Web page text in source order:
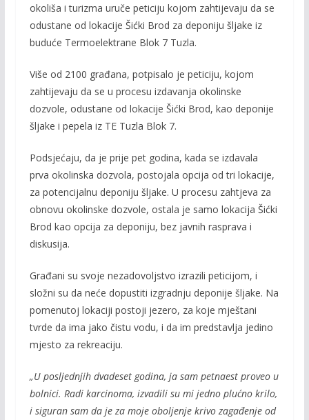
okoliša i turizma uruče peticiju kojom zahtijevaju da se
odustane od lokacije Šićki Brod za deponiju šljake iz
buduće Termoelektrane Blok 7 Tuzla.
Više od 2100 građana, potpisalo je peticiju, kojom
zahtijevaju da se u procesu izdavanja okolinske
dozvole, odustane od lokacije Šićki Brod, kao deponije
šljake i pepela iz TE Tuzla Blok 7.
Podsjećaju, da je prije pet godina, kada se izdavala
prva okolinska dozvola, postojala opcija od tri lokacije,
za potencijalnu deponiju šljake. U procesu zahtjeva za
obnovu okolinske dozvole, ostala je samo lokacija Šićki
Brod kao opcija za deponiju, bez javnih rasprava i
diskusija.
Građani su svoje nezadovoljstvo izrazili peticijom, i
složni su da neće dopustiti izgradnju deponije šljake. Na
pomenutoj lokaciji postoji jezero, za koje mještani
tvrde da ima jako čistu vodu, i da im predstavlja jedino
mjesto za rekreaciju.
„U posljednjih dvadeset godina, ja sam petnaest proveo u
bolnici. Radi karcinoma, izvadili su mi jedno plućno krilo,
i siguran sam da je za moje oboljenje krivo zagađenje od